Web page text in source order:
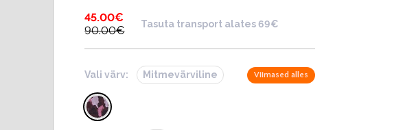
45.00€
90.00€
Tasuta transport alates 69€
Vali värv: Mitmevärviline Viimased alles